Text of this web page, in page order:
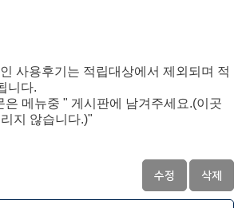
사용후기는 적립대상에서 제외되며 적
니다.
은 메뉴중
게시판에 남겨주세요.(이곳
지 않습니다.)
수정 삭제